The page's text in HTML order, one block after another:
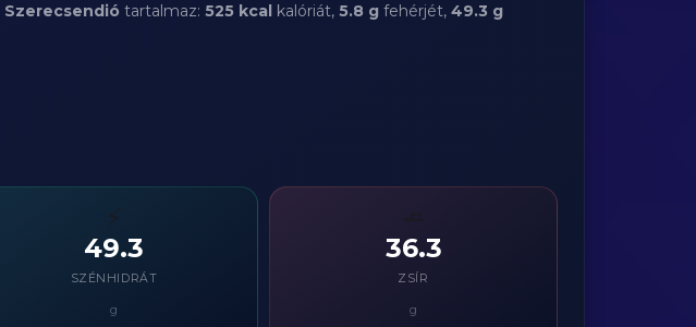
Szerecsendió tartalmaz: 525 kcal kalóriát, 5.8 g fehérjét, 49.3 g
⚡
49.3
SZÉNHIDRÁT
g
36.3
ZSÍR
g